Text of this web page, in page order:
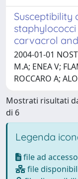
Susceptibility
carvacrol
2004-01-01
M.A; ENEA V;
ROCCARO A;
Mostrati risultati
di 6
Legenda
file ad
file